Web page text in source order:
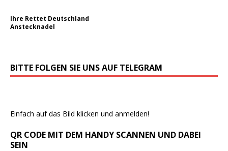
Ihre Rettet Deutschland
Anstecknadel
BITTE FOLGEN SIE UNS AUF TELEGRAM
Einfach auf das Bild klicken und anmelden!
QR CODE MIT DEM HANDY SCANNEN UND DABEI
SEIN